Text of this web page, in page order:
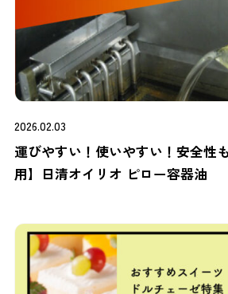
2026.02.03
運びやすい！使いやすい！安全性
用】日清オイリオ ピロー容器油